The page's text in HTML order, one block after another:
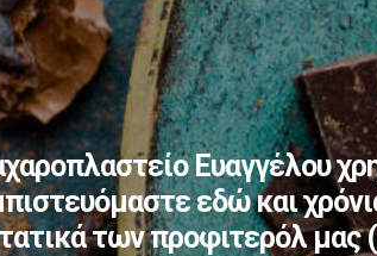
Ευαγγέλου
εδώ και
των προφιτερόλ μας